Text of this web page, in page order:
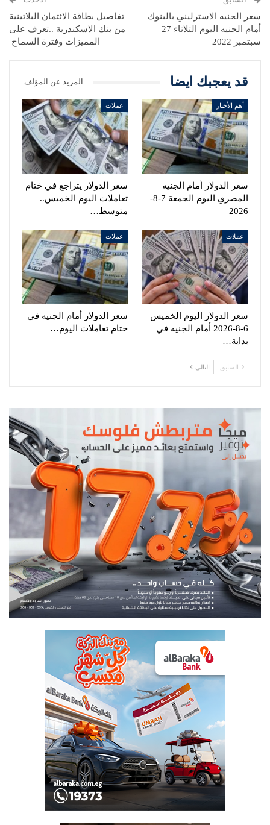
سعر الجنيه الاسترليني بالبنوك
أمام الجنيه اليوم الثلاثاء 27
سبتمبر 2022
تفاصيل بطاقة الائتمان البلاتينية
من بنك الاسكندرية ..تعرف على
المميزات وفترة السماح
قد يعجبك ايضا المزيد عن المؤلف
أهم الأخبار
سعر الدولار أمام الجنيه
المصري اليوم الجمعة 7-8-
2026
عملات
سعر الدولار يتراجع في ختام
تعاملات اليوم الخميس..
متوسط…
عملات
سعر الدولار اليوم الخميس
6-8-2026 أمام الجنيه في
بداية…
عملات
سعر الدولار أمام الجنيه في
ختام تعاملات اليوم…
السابق التالي